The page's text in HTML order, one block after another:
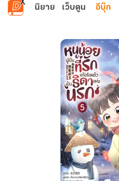
ข้ามไปยังเนื้อหาหลัก
นิยาย เว็บตูน อีบุ๊ก